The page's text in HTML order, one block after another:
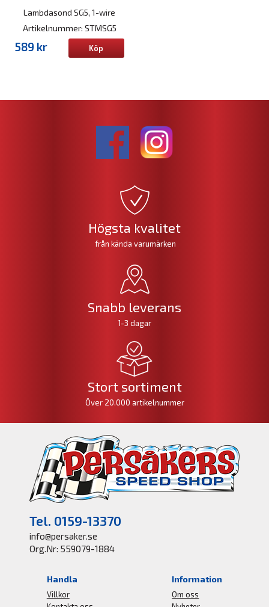
Lambdasond SG5, 1-wire
Artikelnummer: STMSG5
589 kr Köp
Högsta kvalitet
från kända varumärken
Snabb leverans
1-3 dagar
Stort sortiment
Över 20.000 artikelnummer
Tel. 0159-13370
info@persaker.se
Org.Nr: 559079-1884
Handla
Villkor
Information
Om oss